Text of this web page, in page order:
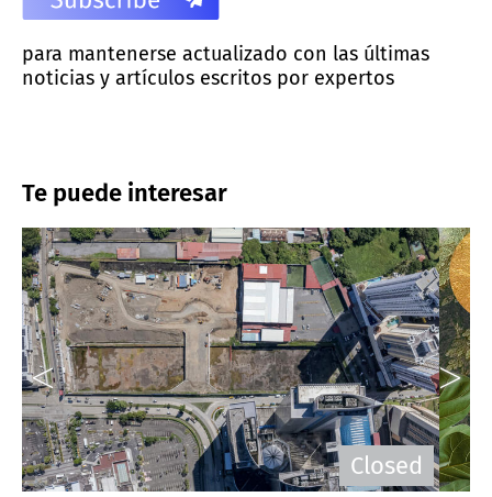
para mantenerse actualizado con las últimas
noticias y artículos escritos por expertos
Te puede interesar
Closed